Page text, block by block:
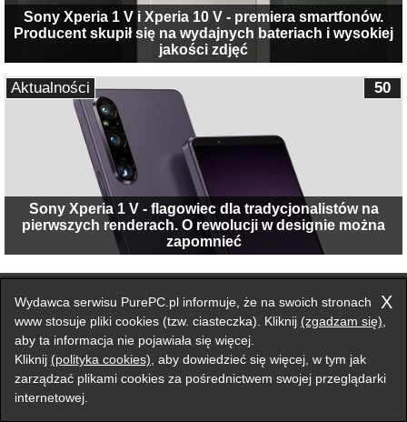
Sony Xperia 1 V i Xperia 10 V - premiera smartfonów.
Producent skupił się na wydajnych bateriach i wysokiej
jakości zdjęć
Sony Xperia 1 V - flagowiec dla tradycjonalistów na
pierwszych renderach. O rewolucji w designie można
zapomnieć
50
Aktualności
Przełącz na wersję klasyczną strony
Zgłoś błąd na stronie
Forum
Redakcja Reklama
X
Wydawca serwisu PurePC.pl informuje, że na swoich stronach
www stosuje pliki cookies (tzw. ciasteczka). Kliknij (zgadzam się)
aby ta informacja nie pojawiała się więcej.
Kliknij (polityka cookies) , aby dowiedzieć się więcej, w tym jak
zarządzać plikami cookies za pośrednictwem swojej przeglądarki
internetowej.